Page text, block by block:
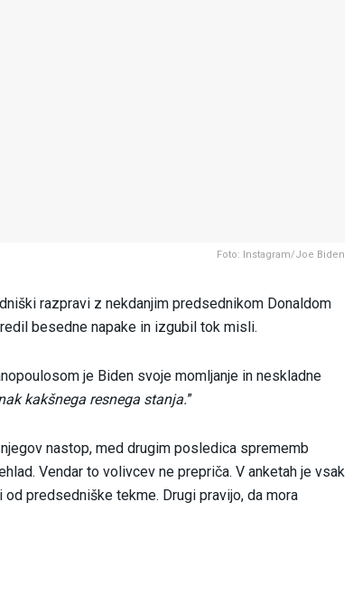
Foto: Instagram/Joe Biden
razpravi z nekdanjim predsednikom Donaldom
besedne napake in izgubil tok misli.
je Biden svoje momljanje in neskladne
kakšnega resnega stanja.”
nastop, med drugim posledica sprememb
Vendar to volivcev ne prepriča. V anketah je vsak
predsedniške tekme. Drugi pravijo, da mora